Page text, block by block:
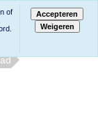
of
Accepteren
Weigeren